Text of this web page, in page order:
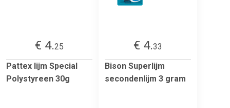
€ 4.25
Pattex lijm Special
Polystyreen 30g
€ 4.33
Bison Superlijm
secondenlijm 3 gram